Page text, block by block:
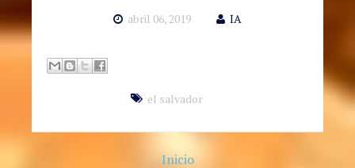
abril 06, 2019 IA
el salvador
Inicio